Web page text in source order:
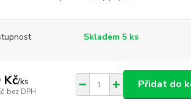
Skladem 5 ks
Kč/ks
bez DPH
Přidat do